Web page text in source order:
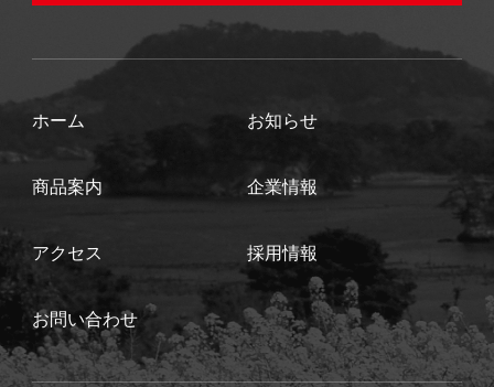
ホーム お知らせ
商品案内 企業情報
アクセス 採用情報
お問い合わせ